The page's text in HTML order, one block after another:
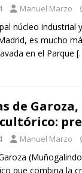
Manuel Marzo
núcleo industrial
es mucho
en el Parque
de
Manuel Marzo
que combina la